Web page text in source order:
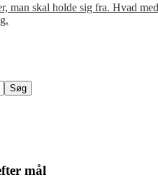
man skal holde sig fra. Hvad
mål